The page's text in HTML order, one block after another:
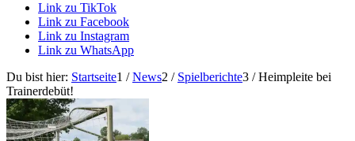
Link zu TikTok
Link zu Facebook
Link zu Instagram
Link zu WhatsApp
Du bist hier: Startseite1 / News2 / Spielberichte3 / Heimpleite bei
Trainerdebüt!